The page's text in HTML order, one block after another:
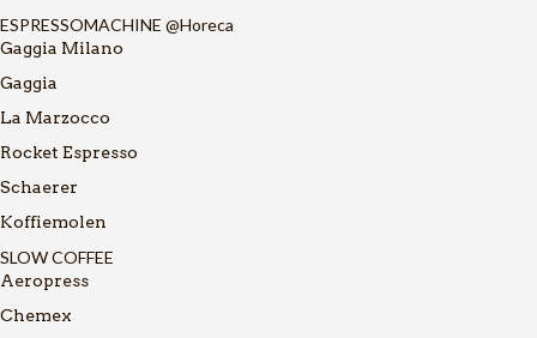
ESPRESSOMACHINE @Horeca
Gaggia Milano
Gaggia
La Marzocco
Rocket Espresso
Schaerer
Koffiemolen
SLOW COFFEE
Aeropress
Chemex